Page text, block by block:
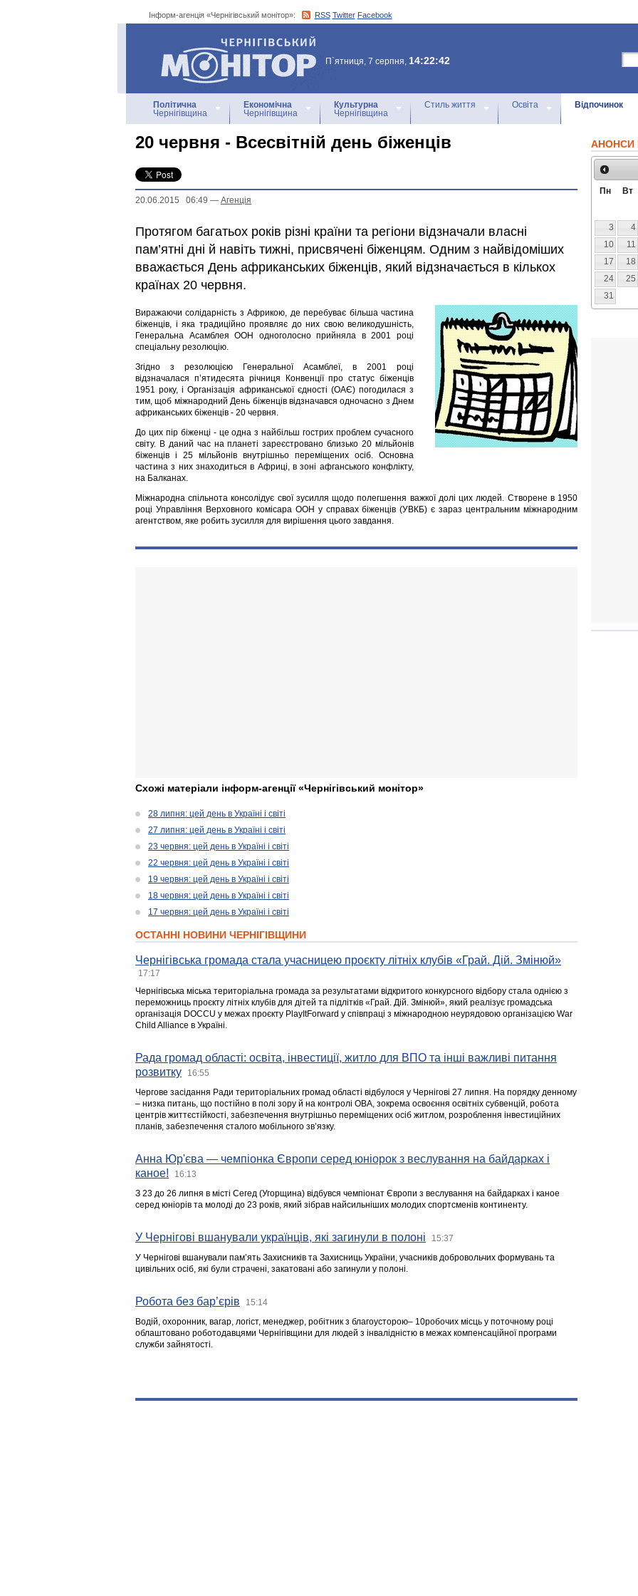
Інформ-агенція «Чернігівський монітор»: RSS Twitter Facebook
Інформ-агенція
«Чернігівський монітор»
П`ятниця, 7 серпня, 14:22:42
Політична
Чернігівщина
Економічна
Чернігівщина
Культурна
Чернігівщина
Стиль життя Освіта Відпочинок
20 червня - Всесвітній день біженців
20.06.2015 06:49 — Агенцiя
Протягом багатьох років різні країни та регіони відзначали власні
пам’ятні дні й навіть тижні, присвячені біженцям. Одним з найвідоміших
вважається День африканських біженців, який відзначається в кількох
країнах 20 червня.
Виражаючи солідарність з Африкою, де перебуває більша частина
біженців, і яка традиційно проявляє до них свою великодушність,
Генеральна Асамблея ООН одноголосно прийняла в 2001 році
спеціальну резолюцію.
Згідно з резолюцією Генеральної Асамблеї, в 2001 році
відзначалася п’ятидесята річниця Конвенції про статус біженців
1951 року, і Організація африканської єдності (ОАЄ) погодилася з
тим, щоб міжнародний День біженців відзначався одночасно з Днем
африканських біженців - 20 червня.
До цих пір біженці - це одна з найбільш гострих проблем сучасного
світу. В даний час на планеті зареєстровано близько 20 мільйонів
біженців і 25 мільйонів внутрішньо переміщених осіб. Основна
частина з них знаходиться в Африці, в зоні афганського конфлікту,
на Балканах.
Міжнародна спільнота консолідує свої зусилля щодо полегшення важкої долі цих людей. Створене в 1950
році Управління Верховного комісара ООН у справах біженців (УВКБ) є зараз центральним міжнародним
агентством, яке робить зусилля для вирішення цього завдання.
Схожі матеріали інформ-агенції «Чернігівський монітор»
28 липня: цей день в Україні і світі
27 липня: цей день в Україні і світі
23 червня: цей день в Україні і світі
22 червня: цей день в Україні і світі
19 червня: цей день в Україні і світі
18 червня: цей день в Україні і світі
17 червня: цей день в Україні і світі
ОСТАННІ НОВИНИ ЧЕРНІГІВЩИНИ
Чернігівська громада стала учасницею проєкту літніх клубів «Грай. Дій. Змінюй»
17:17
Чернігівська міська територіальна громада за результатами відкритого конкурсного відбору стала однією з
переможниць проєкту літніх клубів для дітей та підлітків «Грай. Дій. Змінюй», який реалізує громадська
організація DOCCU у межах проєкту PlayItForward у співпраці з міжнародною неурядовою організацією War
Child Alliance в Україні.
Рада громад області: освіта, інвестиції, житло для ВПО та інші важливі питання
розвитку
16:55
Чергове засідання Ради територіальних громад області відбулося у Чернігові 27 липня. На порядку денному
– низка питань, що постійно в полі зору й на контролі ОВА, зокрема освоєння освітніх субвенцій, робота
центрів життєстійкості, забезпечення внутрішньо переміщених осіб житлом, розроблення інвестиційних
планів, забезпечення сталого мобільного зв’язку.
Анна Юр'єва — чемпіонка Європи серед юніорок з веслування на байдарках і
каное!
16:13
З 23 до 26 липня в місті Сегед (Угорщина) відбувся чемпіонат Європи з веслування на байдарках і каное
серед юніорів та молоді до 23 років, який зібрав найсильніших молодих спортсменів континенту.
У Чернігові вшанували українців, які загинули в полоні 15:37
У Чернігові вшанували пам’ять Захисників та Захисниць України, учасників добровольчих формувань та
цивільних осіб, які були страчені, закатовані або загинули у полоні.
Робота без бар’єрів 15:14
Водій, охоронник, вагар, логіст, менеджер, робітник з благоусторою– 10робочих місць у поточному році
облаштовано роботодавцями Чернігівщини для людей з інвалідністю в межах компенсаційної програми
служби зайнятості.
АНОНСИ
Пн Вт
3
4
10
11
17
18
24
25
31